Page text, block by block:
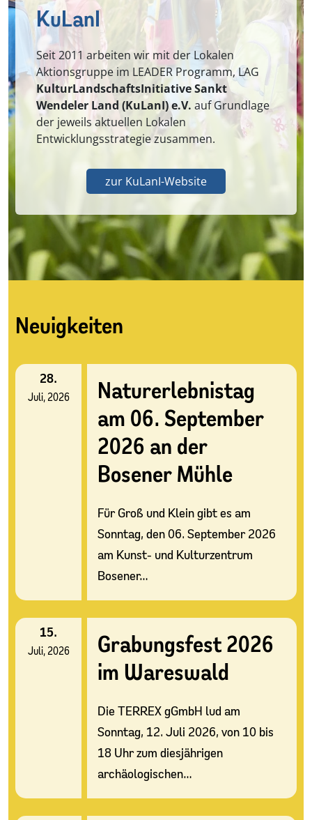
KuLanI
Seit 2011 arbeiten wir mit der Lokalen
Aktionsgruppe im LEADER Programm, LAG
KulturLandschaftsInitiative Sankt
Wendeler Land (KuLanI) e.V. auf Grundlage
der jeweils aktuellen Lokalen
Entwicklungsstrategie zusammen.
zur KuLanI-Website
Neuigkeiten
28.
Juli, 2026
Naturerlebnistag
am 06. September
2026 an der
Bosener Mühle
Für Groß und Klein gibt es am
Sonntag, den 06. September 2026
am Kunst- und Kulturzentrum
Bosener…
15.
Juli, 2026
Grabungsfest 2026
im Wareswald
Die TERREX gGmbH lud am
Sonntag, 12. Juli 2026, von 10 bis
18 Uhr zum diesjährigen
archäologischen…